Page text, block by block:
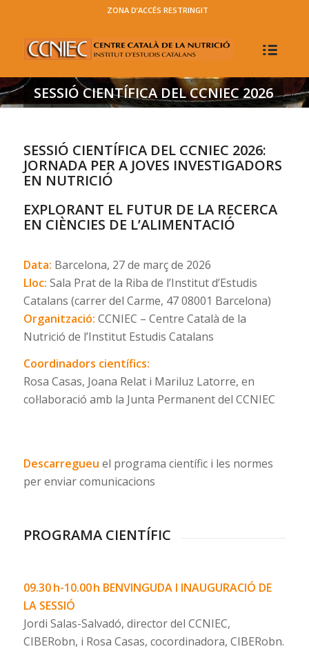
ZONA D’ACCÉS RESTRINGIT
SESSIÓ CIENTÍFICA DEL CCNIEC 2026
SESSIÓ CIENTÍFICA DEL CCNIEC 2026:
JORNADA PER A JOVES INVESTIGADORS
EN NUTRICIÓ
EXPLORANT EL FUTUR DE LA RECERCA
EN CIÈNCIES DE L’ALIMENTACIÓ
Data: Barcelona, 27 de març de 2026
Lloc: Sala Prat de la Riba de l’Institut d’Estudis
Catalans (carrer del Carme, 47 08001 Barcelona)
Organització: CCNIEC – Centre Català de la
Nutrició de l’Institut Estudis Catalans
Coordinadors científics:
Rosa Casas, Joana Relat i Mariluz Latorre, en
col·laboració amb la Junta Permanent del CCNIEC
Descarregueu el programa científic i les normes
per enviar comunicacions
PROGRAMA CIENTÍFIC
09.30 h-10.00 h BENVINGUDA I INAUGURACIÓ DE
LA SESSIÓ
Jordi Salas-Salvadó, director del CCNIEC,
CIBERobn, i Rosa Casas, cocordinadora, CIBERobn.